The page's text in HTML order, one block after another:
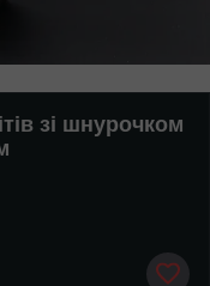
зі шнурочком